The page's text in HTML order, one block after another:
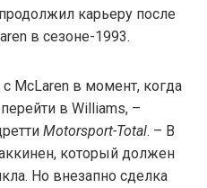
карьеру после
в сезоне-1993.
McLaren в момент, когда
в Williams, –
Motorsport-Total. – В
который должен
Но внезапно сделка